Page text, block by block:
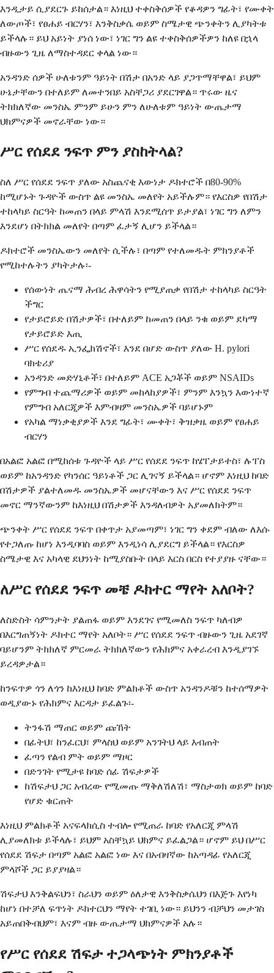
እንዲታይ ሲያደርጉ ይከሰታል። እነዚህ ተቀስቅሰዎች የቆዳዎን ግፊት፣ የሙቀት
ለውጦች፣ የፀሐይ ብርሃን፣ እንቅስቃሴ ወይም ስሜታዊ ጭንቀትን ሊያካትቱ
ይችላሉ። ይህ አይነት ያነሰ ነው፣ ነገር ግን ልዩ ተቀስቅሰዎችዎን ከለዩ በኋላ
ብዙውን ጊዜ ለማስተዳደር ቀላል ነው።
አንዳንድ ሰዎች ሁለቱንም ዓይነት በሽታ በአንድ ላይ ያጋጥማቸዋል፣ ይህም
ሁኔታቸውን በተለይም ለመተንበይ አስቸጋሪ ያደርገዋል። ጥሩው ዜና
ትክክለኛው መንስኤ ምንም ይሁን ምን ለሁለቱም ዓይነት ውጤታማ
ህክምናዎች መኖራቸው ነው።
ሥር የሰደደ ንፍጥ ምን ያስከትላል?
ስለ ሥር የሰደደ ንፍጥ ያለው አስጨናቂ እውነታ ዶክተሮች በ80-90%
ከሚሆኑት ጉዳዮች ውስጥ ልዩ መንስኤ መለየት አይችሉም። የእርስዎ የበሽታ
ተከላካይ ስርዓት ከመጠን በላይ ምላሽ እንደሚሰጥ ይታያል፣ ነገር ግን ለምን
እንደሆነ በትክክል መለየት በጣም ፈታኝ ሊሆን ይችላል።
ዶክተሮች መንስኤውን መለየት ሲችሉ፣ በጣም የተለመዱት ምክንያቶች
የሚከተሉትን ያካትታሉ፡-
የሰውነት ጤናማ ሕብረ ሕዋሳትን የሚያጠቃ የበሽታ ተከላካይ ስርዓት
ችግር
የታይሮይድ በሽታዎች፣ በተለይም ከመጠን በላይ ንቁ ወይም ደካማ
የታይሮይድ እጢ
ሥር የሰደዱ ኢንፌክሽኖች፣ እንደ በሆድ ውስጥ ያለው H. pylori
ባክቴሪያ
አንዳንድ መድሃኒቶች፣ በተለይም ACE አጋቾች ወይም NSAIDs
የምግብ ተጨማሪዎች ወይም መከላከያዎች፣ ምንም እንኳን እውነተኛ
የምግብ አለርጂዎች እምብዛም መንስኤዎች ባይሆኑም
የአካል ማነቃቂያዎች እንደ ግፊት፣ ሙቀት፣ ቅዝቃዜ ወይም የፀሐይ
ብርሃን
በአልፎ አልፎ በሚከሰቱ ጉዳዮች ላይ ሥር የሰደደ ንፍጥ ከሄፐታይተስ፣ ሉፐስ
ወይም ከአንዳንድ የካንሰር ዓይነቶች ጋር ሊገናኝ ይችላል። ሆኖም እነዚህ ከባድ
በሽታዎች ያልተለመዱ መንስኤዎች መሆናቸውን እና ሥር የሰደደ ንፍጥ
መኖር ማንኛውንም ከእነዚህ በሽታዎች እንዳለብዎት አያመለክትም።
ጭንቀት ሥር የሰደደ ንፍጥ በቀጥታ አያመጣም፣ ነገር ግን ቀደም ብለው ለእሱ
የተጋለጡ ከሆነ እንዲባባስ ወይም እንዲነሳ ሊያደርግ ይችላል። የእርስዎ
ስሜታዊ እና አካላዊ ደህንነት ከሚያስቡት በላይ እርስ በርስ የተያያዙ ናቸው።
ለሥር የሰደደ ንፍጥ መቼ ዶክተር ማየት አለቦት?
ለስድስት ሳምንታት ያልጠፋ ወይም እንደገና የሚመለስ ንፍጥ ካለብዎ
በእርግጠኝነት ዶክተር ማየት አለቦት። ሥር የሰደደ ንፍጥ ብዙውን ጊዜ አደገኛ
ባይሆንም ትክክለኛ ምርመራ ትክክለኛውን የሕክምና አቀራረብ እንዲያገኙ
ይረዳዎታል።
ከንፍጥዎ ጎን ለጎን ከእነዚህ ከባድ ምልክቶች ውስጥ አንዳንዶቹን ከተሰማዎት
ወዲያውኑ የሕክምና እርዳታ ይፈልጉ፡-
ትንፋሽ ማጠር ወይም ጩኸት
በፊትህ፣ ከንፈርህ፣ ምላስህ ወይም አንገትህ ላይ እብጠት
ፈጣን የልብ ምት ወይም ማዞር
በድንገት የሚታዩ ከባድ ሰፊ ሽፍታዎች
ከሽፍታህ ጋር አብረው የሚመጡ ማቅለሽለሽ፣ ማስታወክ ወይም ከባድ
የሆድ ቁርጠት
እነዚህ ምልክቶች አናፍላክሲስ ተብሎ የሚጠራ ከባድ የአለርጂ ምላሽ
ሊያመለክቱ ይችላሉ፣ ይህም አስቸኳይ ህክምና ይፈልጋል። ሆኖም ይህ በሥር
የሰደደ ሽፍታ በጣም አልፎ አልፎ ነው እና በአብዛኛው ከአጣዳፊ የአለርጂ
ምላሾች ጋር ይያያዛል።
ሽፍታህ እንቅልፍህን፣ ስራህን ወይም ዕለታዊ እንቅስቃሴህን በእጅጉ እየነካ
ከሆነ በተቻለ ፍጥነት ዶክተርህን ማየት ተገቢ ነው። ይህንን ብቻህን መታገስ
አይጠበቅብህም፣ እናም ብዙ ውጤታማ ህክምናዎች አሉ።
የሥር የሰደደ ሽፍታ ተጋላጭነት ምክንያቶች